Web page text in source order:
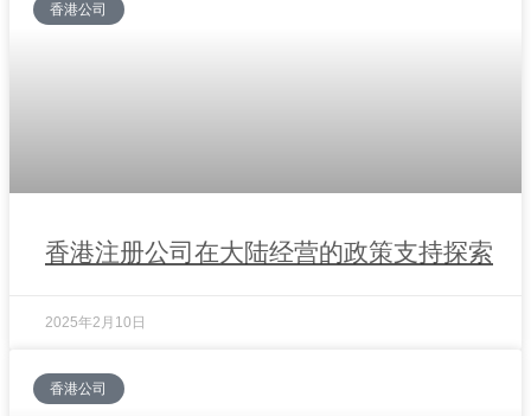
香港公司
香港注册公司在大陆经营的政策支持探索
2025年2月10日
香港公司